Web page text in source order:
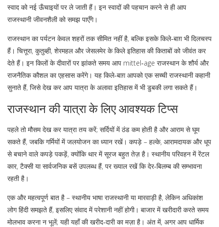
स्वाद को नई ऊँचाइयों पर ले जाती हैं। इन स्वादों की पहचान करने से ही आप
राजस्थानी जीवनशैली को समझ पाएँगे।
राजस्थान का पर्यटन केवल शहरों तक सीमित नहीं है, बल्कि इसके किले‑बाग़ भी दिलचस्प
हैं। चित्तूरा, कुतुब्ही, शेरमहल और जेसलमेर के किले इतिहास की किताबों को जीवंत कर
देते हैं। इन किलों के दीवारों पर झांकते समय आप mittel‑age राजस्थान के शौर्य और
राजनैतिक कौशल का एहसास करेंगे। यह किले‑बाग़ आपको एक सच्ची राजस्थानी कहानी
सुनाते हैं, जिसे देख कर आप यात्रा के अलावा इतिहास में भी डुबकी लगा सकते हैं।
राजस्थान की यात्रा के लिए आवश्यक टिप्स
पहले तो मौसम देख कर यात्रा तय करें; सर्दियों में ठंड कम होती है और आराम से घूम
सकते हैं, जबकि गर्मियों में जलयोजन का ध्यान रखें। कपड़े – हल्के, आरामदायक और धूप
से बचाने वाले कपड़े पकड़ें, क्योंकि थार में सूरज बहुत तेज़ है। स्थानीय परिवहन में रेंटल
कार, टैक्सी या सार्वजनिक बसें उपलब्ध हैं, पर ख्याल रखें कि देर‑बिलम्ब की सम्भावना
रहती है।
एक और महत्वपूर्ण बात है – स्थानीय भाषा राजस्थानी या मारवाड़ी है, लेकिन अधिकांश
लोग हिंदी समझते हैं, इसलिए संवाद में परेशानी नहीं होगी। बाजार में खरीदारी करते समय
मोलभाव करना न भूलें; यही यहाँ की खरीद‑दारी का मज़ा है। अंत में, अगर आप धार्मिक